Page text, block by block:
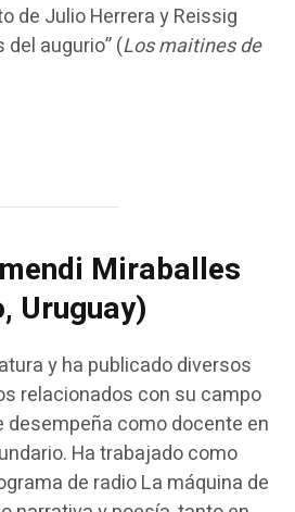
de Julio Herrera y Reissig
augurio” (Los maitines de
Miraballes
Uruguay)
y ha publicado diversos
relacionados con su campo
desempeña como docente en
Ha trabajado como
de radio La máquina de